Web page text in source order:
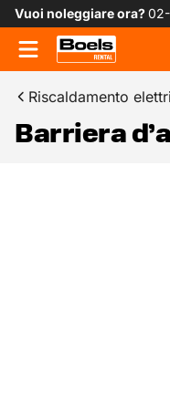
Vuoi noleggiare ora?
Riscaldamento
Barriera